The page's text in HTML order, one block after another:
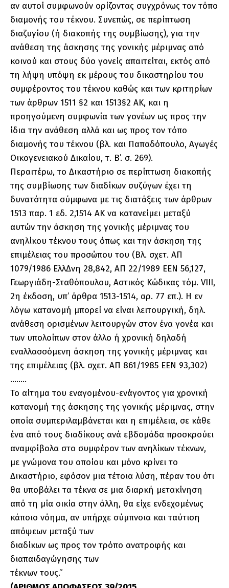
αν αυτοί συμφωνούν ορίζοντας συγχρόνως τον τόπο
διαμονής του τέκνου. Συνεπώς, σε περίπτωση
διαζυγίου (ή διακοπής της συμβίωσης), για την
ανάθεση της άσκησης της γονικής μέριμνας από
κοινού και στους δύο γονείς απαιτείται, εκτός από
τη λήψη υπόψη εκ μέρους του δικαστηρίου του
συμφέροντος του τέκνου καθώς και των κριτηρίων
των άρθρων 1511 §2 και 1513§2 ΑΚ, και η
προηγούμενη συμφωνία των γονέων ως προς την
ίδια την ανάθεση αλλά και ως προς τον τόπο
διαμονής του τέκνου (βλ. και Παπαδόπουλο, Αγωγές
Οικογενειακού Δικαίου, τ. Β’. σ. 269).
Περαιτέρω, το Δικαστήριο σε περίπτωση διακοπής
της συμβίωσης των διαδίκων συζύγων έχει τη
δυνατότητα σύμφωνα με τις διατάξεις των άρθρων
1513 παρ. 1 εδ. 2,1514 ΑΚ να κατανείμει μεταξύ
αυτών την άσκηση της γονικής μέριμνας του
ανηλίκου τέκνου τους όπως και την άσκηση της
επιμέλειας του προσώπου του (Βλ. σχετ. ΑΠ
1079/1986 ΕλλΔνη 28,842, ΑΠ 22/1989 ΕΕΝ 56,127,
Γεωργιάδη-Σταθόπουλου, Αστικός Κώδικας τόμ. VIII,
2η έκδοση, υπ’ άρθρα 1513-1514, αρ. 77 επ.). Η εν
λόγω κατανομή μπορεί να είναι λειτουργική, δηλ.
ανάθεση ορισμένων λειτουργών στον ένα γονέα και
των υπολοίπων στον άλλο ή χρονική δηλαδή
εναλλασσόμενη άσκηση της γονικής μέριμνας και
της επιμέλειας (βλ. σχετ. ΑΠ 861/1985 ΕΕΝ 93,302)
……..
Το αίτημα του εναγομένου-ενάγοντος για χρονική
κατανομή της άσκησης της γονικής μέριμνας, στην
οποία συμπεριλαμβάνεται και η επιμέλεια, σε κάθε
ένα από τους διαδίκους ανά εβδομάδα προσκρούει
αναμφίβολα στο συμφέρον των ανηλίκων τέκνων,
με γνώμονα του οποίου και μόνο κρίνει το
Δικαστήριο, εφόσον μια τέτοια λύση, πέραν του ότι
θα υποβάλει τα τέκνα σε μια διαρκή μετακίνηση
από τη μία οικία στην άλλη, θα είχε ενδεχομένως
κάποιο νόημα, αν υπήρχε σύμπνοια και ταύτιση
απόψεων μεταξύ των
διαδίκων ως προς τον τρόπο ανατροφής και
διαπαιδαγώγησης των
τέκνων τους.”